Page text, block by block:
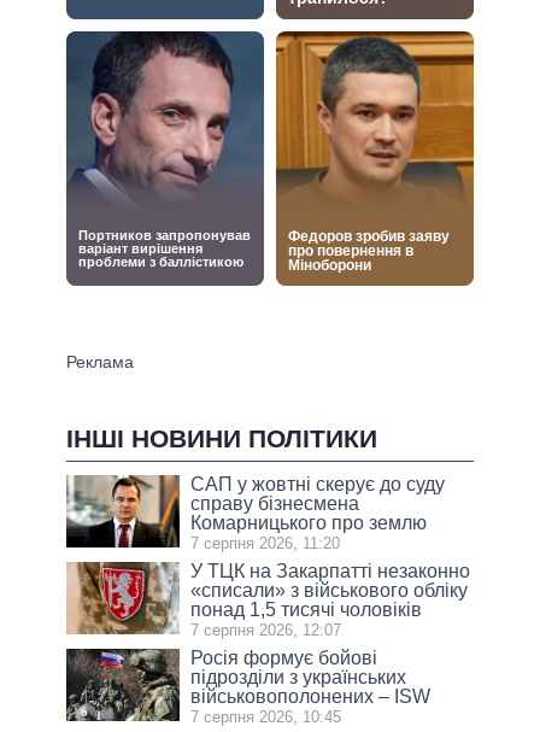
ІНШІ НОВИНИ ПОЛІТИКИ
САП у жовтні скерує до суду
справу бізнесмена
Комарницького про землю
7 серпня 2026, 11:20
У ТЦК на Закарпатті незаконно
«списали» з військового обліку
понад 1,5 тисячі чоловіків
7 серпня 2026, 12:07
Росія формує бойові
підрозділи з українських
військовополонених – ISW
7 серпня 2026, 10:45